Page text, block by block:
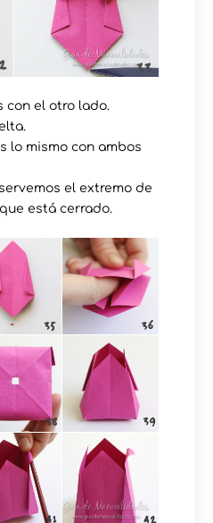
con el otro lado.
lo mismo con ambos
el extremo de
está cerrado.